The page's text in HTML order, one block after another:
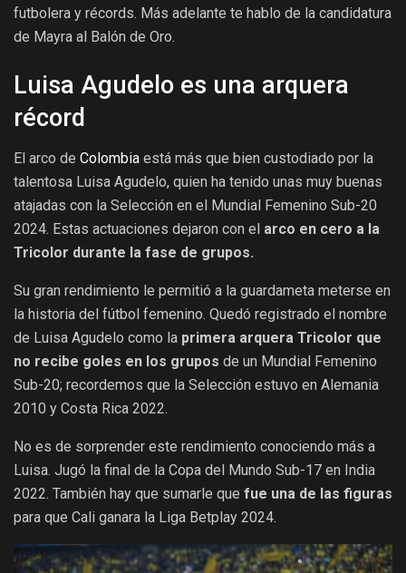
futbolera y récords. Más adelante te hablo de la candidatura
de Mayra al Balón de Oro.
Luisa Agudelo es una arquera
récord
El arco de Colombia está más que bien custodiado por la
talentosa Luisa Agudelo, quien ha tenido unas muy buenas
atajadas con la Selección en el Mundial Femenino Sub-20
2024. Estas actuaciones dejaron con el arco en cero a la
Tricolor durante la fase de grupos.
Su gran rendimiento le permitió a la guardameta meterse en
la historia del fútbol femenino. Quedó registrado el nombre
de Luisa Agudelo como la primera arquera Tricolor que
no recibe goles en los grupos de un Mundial Femenino
Sub-20; recordemos que la Selección estuvo en Alemania
2010 y Costa Rica 2022.
No es de sorprender este rendimiento conociendo más a
Luisa. Jugó la final de la Copa del Mundo Sub-17 en India
2022. También hay que sumarle que fue una de las figuras
para que Cali ganara la Liga Betplay 2024.